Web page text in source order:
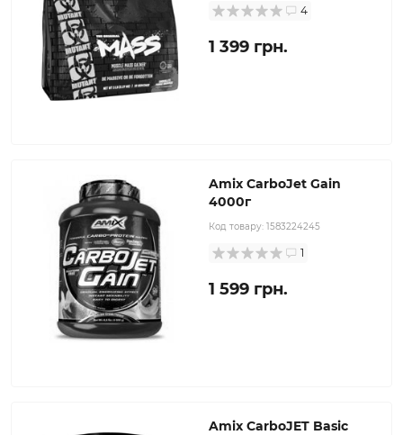
4
1 399 грн.
Amix CarboJet Gain
4000г
Код товару: 1583224245
1
1 599 грн.
Amix CarboJET Basic